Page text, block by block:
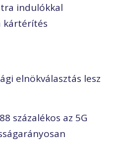
indulókkal
kártérítés
elnökválasztás lesz
százalékos az 5G